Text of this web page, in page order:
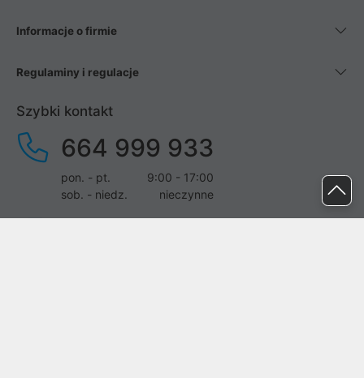
Informacje o firmie
Regulaminy i regulacje
Szybki kontakt
664 999 933
pon. - pt.
9:00 - 17:00
sob. - niedz.
nieczynne